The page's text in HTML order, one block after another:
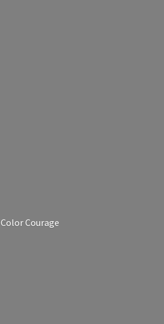
Color Courage